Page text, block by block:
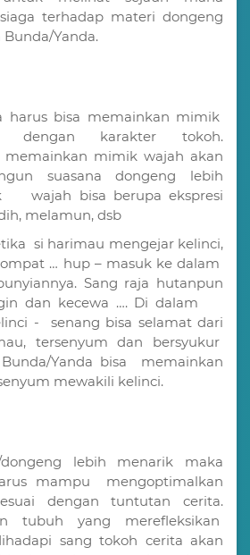
terhadap materi dongeng
Yanda.
harus bisa memainkan mimik
dengan karakter tokoh.
mimik wajah akan
suasana dongeng lebih
wajah bisa berupa ekspresi
melamun, dsb
si harimau mengejar kelinci,
… hup – masuk ke dalam
Sang raja hutanpun
dan kecewa …. Di dalam
- senang bisa selamat dari
tersenyum dan bersyukur
Yanda bisa memainkan
mewakili kelinci.
lebih menarik maka
mampu mengoptimalkan
dengan tuntutan cerita.
tubuh yang merefleksikan
sang tokoh cerita akan